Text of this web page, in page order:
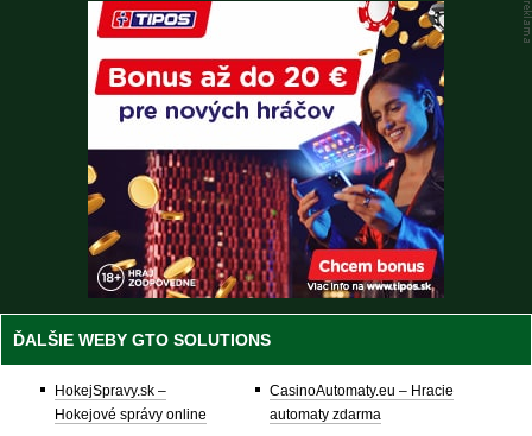
ĎALŠIE WEBY GTO SOLUTIONS
HokejSpravy.sk –
Hokejové správy online
CasinoAutomaty.eu – Hracie
automaty zdarma